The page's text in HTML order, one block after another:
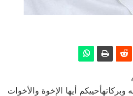
وبركاتهأحييكم أيها الإخوة والأخوات